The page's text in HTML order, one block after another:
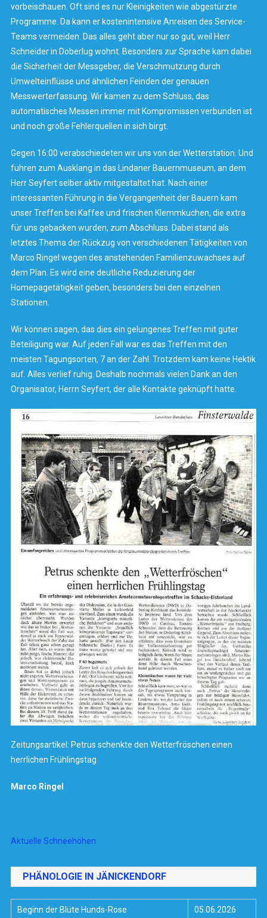
vorbeischauen. Oft sind es nur Kleinigkeiten wie abgestürzte
Programme. Da kann er kostenintensive Anreisen des Service-
Teams vermeiden. Das alles geht aber nur so gut, weil Herr
Schneider in Doberlug wohnt. Besonders zur Sprache kam dabei
die Sicherheit der Messgeber, die Verschmutzung durch
Umwelteinflüsse und ähnlichen Feinden der genauen
Messwerterfassung. Wir kamen zu dem Schluss, das
automatisches Messen immer mit Kompromissen verbunden ist
und noch große Fehlerquellen in sich birgt.
Gegen 16:00 verabschiedeten wir uns von der Wetterstation. Und
fuhren zum Ausklang in das Lindaner Bauernmuseum, an dem
Herr Seyfert selber aktiv mitgestaltet hat. Nach einer
interessanten Führung in die Vergangenheit der Bauern kam
unser Treffen bei Kaffee und frischen Klemmkuchen, die extra
für uns gebacken wurden, zum Abschluss. Dabei stand als
letztes Thema der Rückzug von verschiedenen Tätigkeiten von
Marco Ringel wegen des anstehenden Familienzuwachses auf
dem Plan. Es wird eine deutliche Reduzierung der
Homepagetätigkeit geben, besonders bei den einzelnen
Stationen.
Wir können sagen, das dies ein gelungenes Treffen mit guter
Beteiligung war. Auf jeden Fall war es das Treffen mit den
meisten Tagungsorten, 7 an der Zahl. Trotzdem kam keine Hektik
auf. Alles verlief ruhig. Deshalb nochmals vielen Dank an den
Organisator, Herrn Seyfert, der alle Kontakte geknüpft hatte.
Zeitungsartikel: Petrus schenkte den Wetterfröschen einen
herrlichen Frühlingstag
Marco Ringel
Aktuelle Schneehöhen
PHÄNOLOGIE IN JÄNICKENDORF
Beginn der Blüte Hunds-Rose 05.06.2026